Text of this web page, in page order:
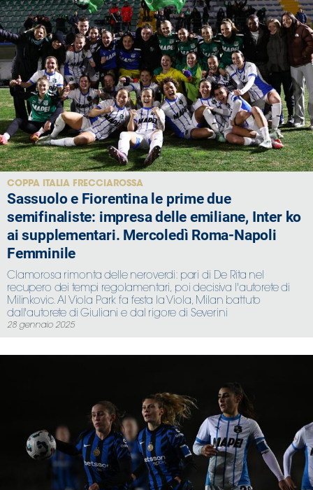
COPPA ITALIA FRECCIAROSSA
Sassuolo e Fiorentina le prime due
semifinaliste: impresa delle emiliane, Inter ko
ai supplementari. Mercoledì Roma-Napoli
Femminile
Clamorosa rimonta delle neroverdi: pari di De Rita nel
recupero dei tempi regolamentari, poi decisiva l'autorete di
Milinkovic. Al Viola Park fa festa la Viola, Milan battuto
dall'autorete di Giuliani e dal rigore di Severini
28 gennaio 2025